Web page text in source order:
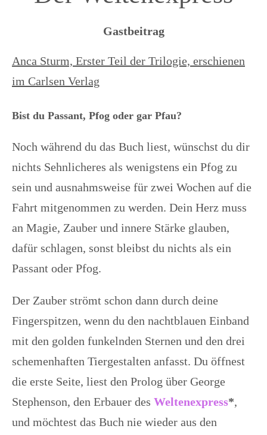
Gastbeitrag
Anca Sturm, Erster Teil der Trilogie, erschienen
im Carlsen Verlag
Bist du Passant, Pfog oder gar Pfau?
Noch während du das Buch liest, wünschst du dir
nichts Sehnlicheres als wenigstens ein Pfog zu
sein und ausnahmsweise für zwei Wochen auf die
Fahrt mitgenommen zu werden. Dein Herz muss
an Magie, Zauber und innere Stärke glauben,
dafür schlagen, sonst bleibst du nichts als ein
Passant oder Pfog.
Der Zauber strömt schon dann durch deine
Fingerspitzen, wenn du den nachtblauen Einband
mit den golden funkelnden Sternen und den drei
schemenhaften Tiergestalten anfasst. Du öffnest
die erste Seite, liest den Prolog über George
Stephenson, den Erbauer des Weltenexpress*,
und möchtest das Buch nie wieder aus den